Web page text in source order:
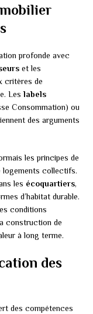
profonde avec
et les
critères de
Les labels
Consommation) ou
des arguments
les principes de
logements collectifs.
les écoquartiers,
d’habitat durable.
conditions
construction de
à long terme.
des
des compétences